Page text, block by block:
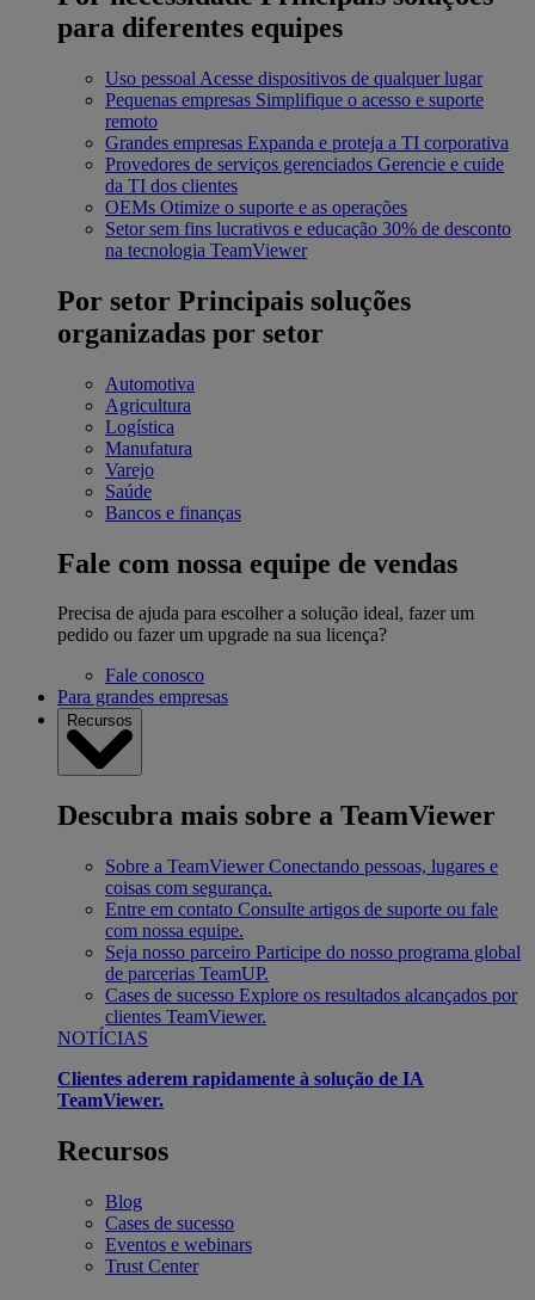
para diferentes equipes
Uso pessoal Acesse dispositivos de qualquer lugar
Pequenas empresas Simplifique o acesso e suporte
remoto
Grandes empresas Expanda e proteja a TI corporativa
Provedores de serviços gerenciados Gerencie e cuide
da TI dos clientes
OEMs Otimize o suporte e as operações
Setor sem fins lucrativos e educação 30% de desconto
na tecnologia TeamViewer
Por setor Principais soluções
organizadas por setor
Automotiva
Agricultura
Logística
Manufatura
Varejo
Saúde
Bancos e finanças
Fale com nossa equipe de vendas
Precisa de ajuda para escolher a solução ideal, fazer um
pedido ou fazer um upgrade na sua licença?
Fale conosco
Para grandes empresas
Recursos
Descubra mais sobre a TeamViewer
Sobre a TeamViewer Conectando pessoas, lugares e
coisas com segurança.
Entre em contato Consulte artigos de suporte ou fale
com nossa equipe.
Seja nosso parceiro Participe do nosso programa global
de parcerias TeamUP.
Cases de sucesso Explore os resultados alcançados por
clientes TeamViewer.
NOTÍCIAS
Clientes aderem rapidamente à solução de IA
TeamViewer.
Recursos
Blog
Cases de sucesso
Eventos e webinars
Trust Center